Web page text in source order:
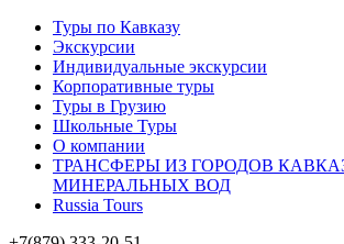
Туры по Кавказу
Экскурсии
Индивидуальные экскурсии
Корпоративные туры
Туры в Грузию
Школьные Туры
О компании
ТРАНСФЕРЫ ИЗ ГОРОДОВ
МИНЕРАЛЬНЫХ ВОД
Russia Tours